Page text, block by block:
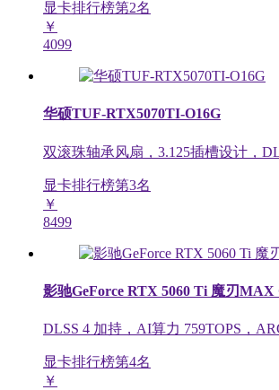
显卡排行榜第2名
￥
4099
华硕TUF-RTX5070TI-O16G
双滚珠轴承风扇，3.125插槽设计，
显卡排行榜第3名
￥
8499
影驰GeForce RTX 5060 Ti 魔刃MAX
DLSS 4 加持，AI算力 759TOPS，
显卡排行榜第4名
￥